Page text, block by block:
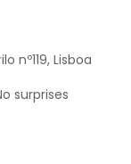
nº119, Lisboa
surprises